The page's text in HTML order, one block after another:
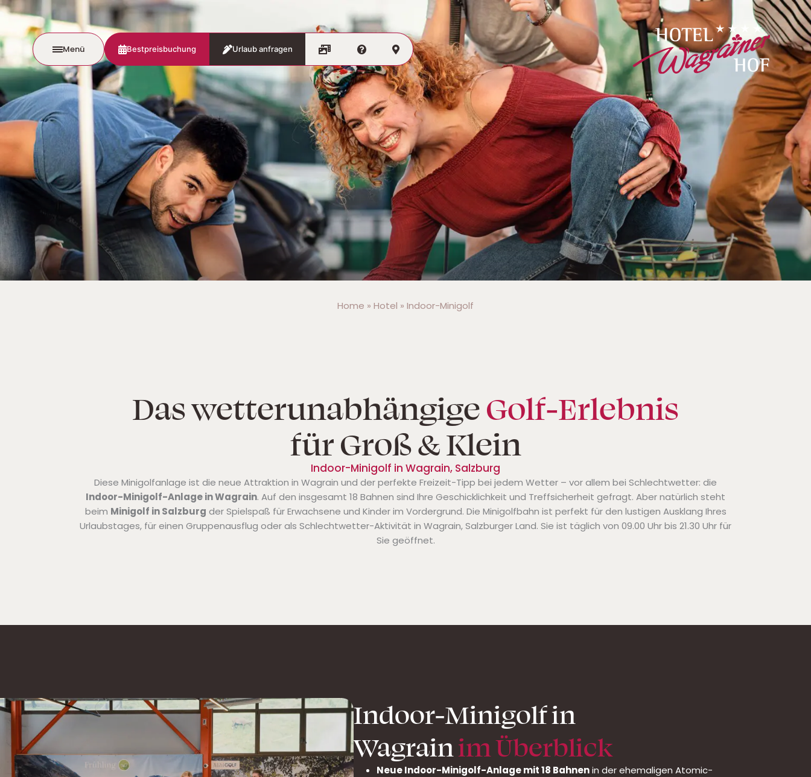
Menü Bestpreisbuchung Urlaub anfragen
Home » Hotel » Indoor-Minigolf
Das wetterunabhängigeGolf-Erlebnis
für Groß & Klein
Indoor-Minigolf in Wagrain, Salzburg
Diese Minigolfanlage ist die neue Attraktion in Wagrain und der perfekte Freizeit-Tipp bei jedem Wetter – vor allem bei Schlechtwetter: die
Indoor-Minigolf-Anlage in Wagrain. Auf den insgesamt 18 Bahnen sind Ihre Geschicklichkeit und Treffsicherheit gefragt. Aber natürlich steht
beim Minigolf in Salzburg der Spielspaß für Erwachsene und Kinder im Vordergrund. Die Minigolfbahn ist perfekt für den lustigen Ausklang Ihres
Urlaubstages, für einen Gruppenausflug oder als Schlechtwetter-Aktivität in Wagrain, Salzburger Land. Sie ist täglich von 09.00 Uhr bis 21.30 Uhr für
Sie geöffnet.
Indoor-Minigolf in
Wagrainim Überblick
Neue Indoor-Minigolf-Anlage mit 18 Bahnenin der ehemaligen Atomic-